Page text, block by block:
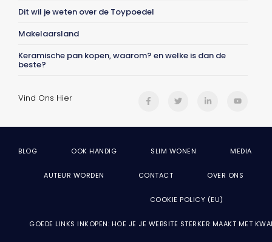
Dit wil je weten over de Toypoedel
Makelaarsland
Keramische pan kopen, waarom? en welke is dan de
beste?
Vind Ons Hier
BLOG OOK HANDIG SLIM WONEN MEDIA
AUTEUR WORDEN CONTACT OVER ONS
COOKIE POLICY (EU)
GOEDE LINKS INKOPEN: HOE JE JE WEBSITE STERKER MAAKT MET